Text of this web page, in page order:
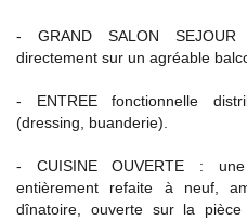
- GRAND SALON
directement sur un agréable
- ENTREE fonctionnelle
(dressing, buanderie).
- CUISINE OUVERTE :
entièrement refaite à neuf,
dînatoire, ouverte sur la